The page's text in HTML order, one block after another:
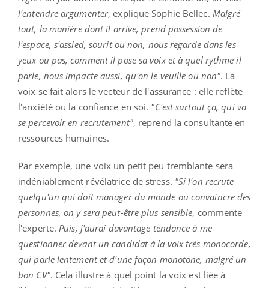
l'entendre argumenter, explique Sophie Bellec. Malgré
tout, la manière dont il arrive, prend possession de
l'espace, s'assied, sourit ou non, nous regarde dans les
yeux ou pas, comment il pose sa voix et à quel rythme il
parle, nous impacte aussi, qu'on le veuille ou non". La
voix se fait alors le vecteur de l'assurance : elle reflète
l'anxiété ou la confiance en soi. "C'est surtout ça, qui va
se percevoir en recrutement", reprend la consultante en
ressources humaines.
Par exemple, une voix un petit peu tremblante sera
indéniablement révélatrice de stress. "Si l'on recrute
quelqu'un qui doit manager du monde ou convaincre des
personnes, on y sera peut-être plus sensible, commente
l'experte. Puis, j'aurai davantage tendance à me
questionner devant un candidat à la voix très monocorde,
qui parle lentement et d'une façon monotone, malgré un
bon CV". Cela illustre à quel point la voix est liée à